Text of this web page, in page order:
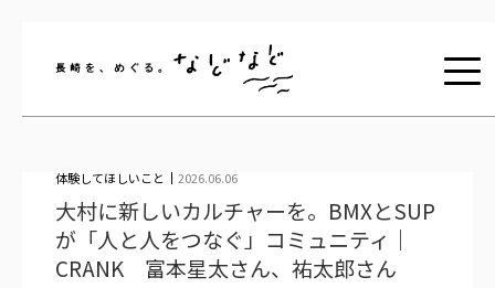
長崎を、めぐる。
体験してほしいこと 2026.06.06
大村に新しいカルチャーを。BMXとSUP
が「人と人をつなぐ」コミュニティ｜
CRANK 富本星太さん、祐太郎さん